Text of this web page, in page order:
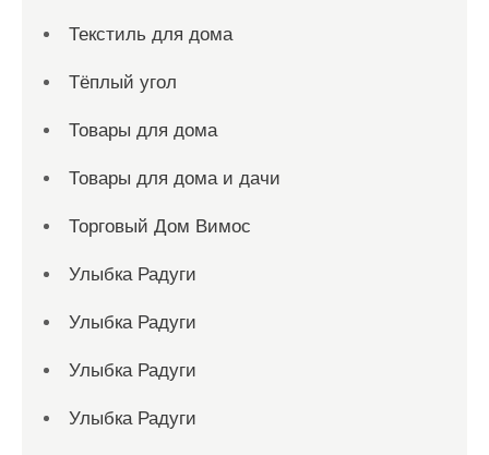
Текстиль для дома
Тёплый угол
Товары для дома
Товары для дома и дачи
Торговый Дом Вимос
Улыбка Радуги
Улыбка Радуги
Улыбка Радуги
Улыбка Радуги